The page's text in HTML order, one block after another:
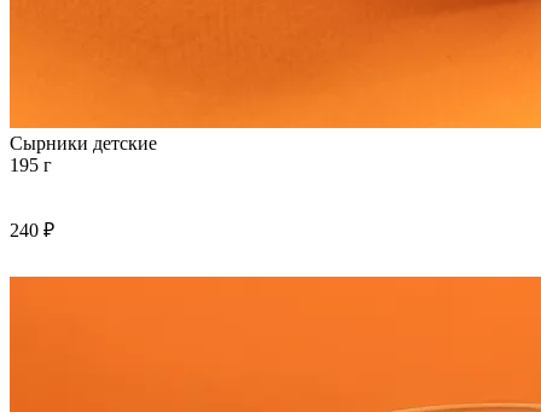
Сырники детские
195 г
240 ₽